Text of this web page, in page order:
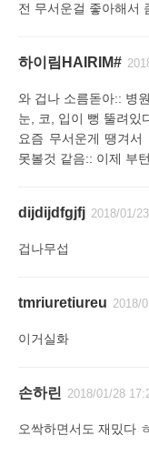
전 무서운걸 좋아해서
하이림HAIRIM#
와 겁나 소름돋아:: 병
눈, 코, 입이 뻥 뚤려있
요즘 무서운게 땡겨
못볼것 같음:: 이제 부
dijdijdfgjfj 2018/01/
겁나무섭
tmriuretiureu 2018/
이거실화
손하린 2018/01/28
오싹하면서도 재밌다